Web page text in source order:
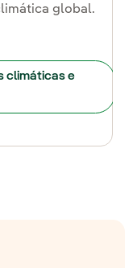
global.
climáticas e